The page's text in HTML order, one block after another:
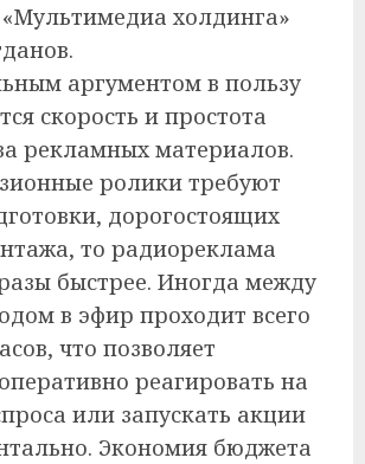
холдинга»
аргументом в пользу
скорость и простота
рекламных материалов.
ролики требуют
дорогостоящих
то радиореклама
быстрее. Иногда между
в эфир проходит всего
что позволяет
реагировать на
или запускать акции
Экономия бюджета